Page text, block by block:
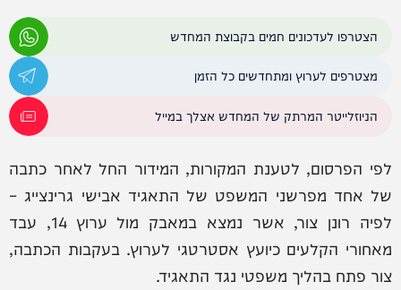
הצטרפו לעדכונים חמים בקבוצת המחדש
מצטרפים לערוץ ומתחדשים כל הזמן
הניוזלייטר המרתק של המחדש אצלך במייל
לפי הפרסום, לטענת המקורות, המידור החל לאחר כתבה
של אחד מפרשני המשפט של התאגיד אבישי גרינצייג –
לפיה רונן צור, אשר נמצא במאבק מול ערוץ 14, עבד
מאחורי הקלעים כיועץ אסטרטגי לערוץ. בעקבות הכתבה,
צור פתח בהליך משפטי נגד התאגיד.